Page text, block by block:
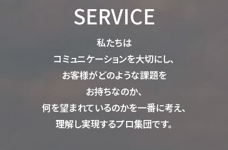
SERVICE
私たちは
コミュニケーションを大切にし、
お客様がどのような課題を
お持ちなのか、
何を望まれているのかを一番に考え、
理解し実現するプロ集団です。